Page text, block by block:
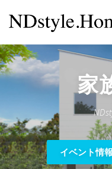
ツ
へ
ス
キャンペーン イベ
家
イベント情報